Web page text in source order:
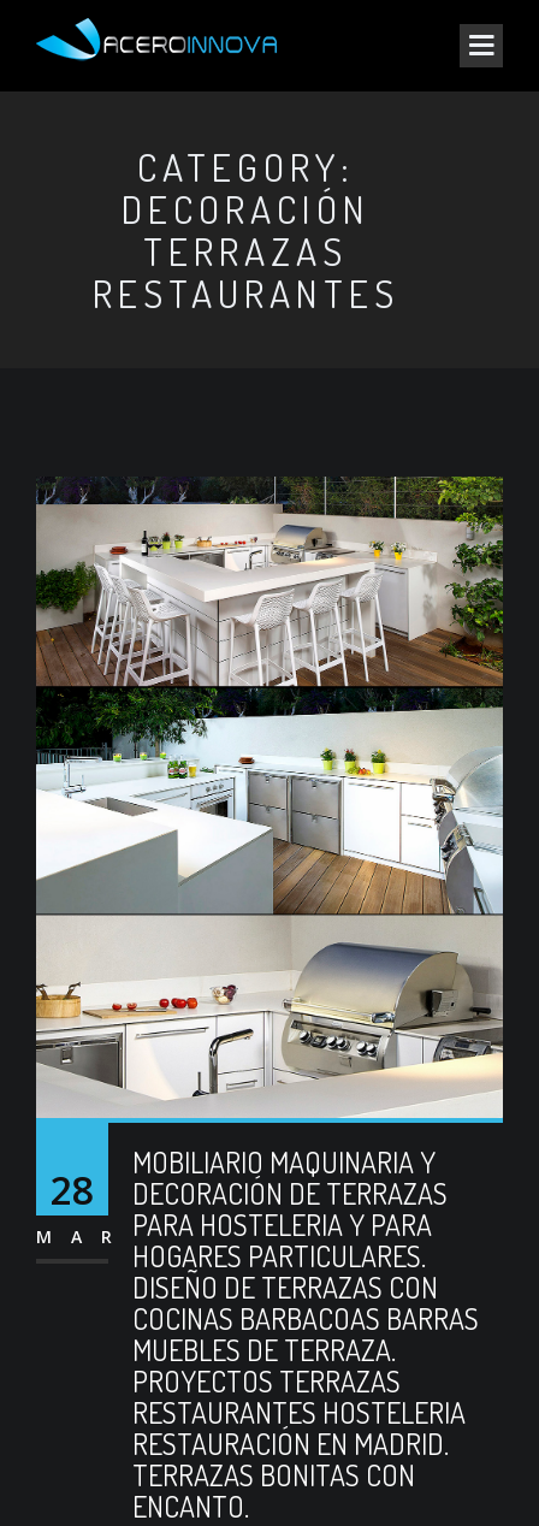
CATEGORY:
DECORACIÓN
TERRAZAS
RESTAURANTES
28
MAR
MOBILIARIO MAQUINARIA Y
DECORACIÓN DE TERRAZAS
PARA HOSTELERIA Y PARA
HOGARES PARTICULARES.
DISEÑO DE TERRAZAS CON
COCINAS BARBACOAS BARRAS
MUEBLES DE TERRAZA.
PROYECTOS TERRAZAS
RESTAURANTES HOSTELERIA
RESTAURACIÓN EN MADRID.
TERRAZAS BONITAS CON
ENCANTO.